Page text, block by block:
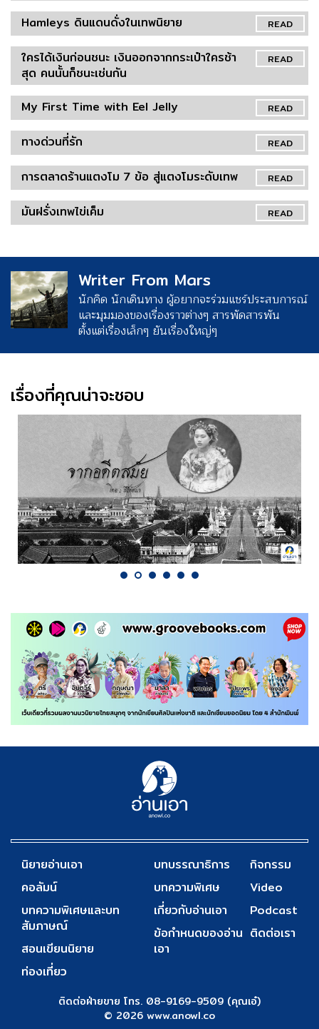
READ
Hamleys ดินแดนดั่งในเทพนิยาย
READ
ใครได้เงินก่อนชนะ เงินออกจากกระเป๋าใครช้า
สุด คนนั้นก็ชนะเช่นกัน
READ
My First Time with Eel Jelly
READ
ทางด่วนที่รัก
READ
การตลาดร้านแตงโม 7 ข้อ สู่แตงโมระดับเทพ
READ
มันฝรั่งเทพไข่เค็ม
Writer From Mars
นักคิด นักเดินทาง ผู้อยากจะร่วมแชร์ประสบการณ์
และมุมมองของเรื่องราวต่างๆ สารพัดสารพัน
ตั้งแต่เรื่องเล็กๆ ยันเรื่องใหญ่ๆ
เรื่องที่คุณน่าจะชอบ
นิยายอ่านเอา
คอลัมน์
บทความพิเศษและบท
สัมภาษณ์
สอนเขียนนิยาย
ท่องเที่ยว
บทบรรณาธิการ
บทความพิเศษ
เกี่ยวกับอ่านเอา
ข้อกำหนดของอ่าน
เอา
กิจกรรม
Video
Podcast
ติดต่อเรา
ติดต่อฝ่ายขาย โทร. 08-9169-9509 (คุณเอ๋)
© 2026 www.anowl.co